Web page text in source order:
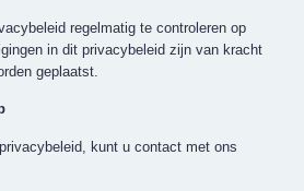
regelmatig te controleren op
in dit privacybeleid zijn van kracht
geplaatst.
kunt u contact met ons